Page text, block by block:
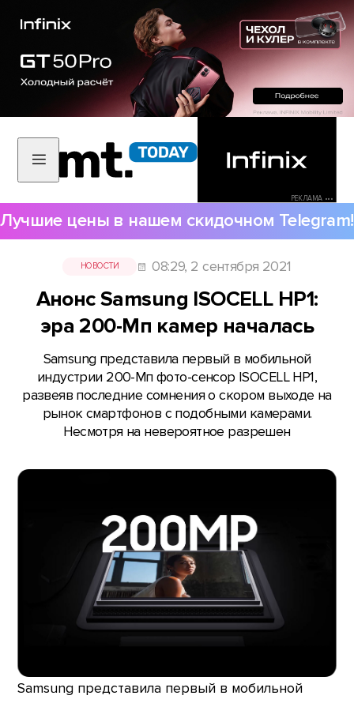
РЕКЛАМА •••
Лучшие цены в нашем скидочном Telegram!
НОВОСТИ 08:29, 2 сентября 2021
Анонс Samsung ISOCELL HP1:
эра 200-Мп камер началась
Samsung представила первый в мобильной
индустрии 200-Мп фото-сенсор ISOCELL HP1,
развеяв последние сомнения о скором выходе на
рынок смартфонов с подобными камерами.
Несмотря на невероятное разрешен
Samsung представила первый в мобильной